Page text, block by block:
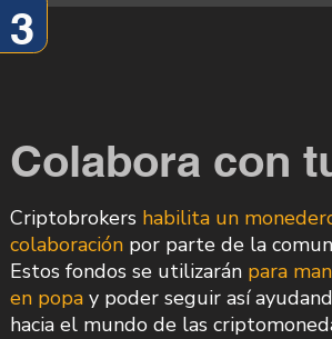
3
Colabora con
Criptobrokers habilita un
colaboración por parte de la
Estos fondos se utilizarán para
en popa y poder seguir así
hacia el mundo de las